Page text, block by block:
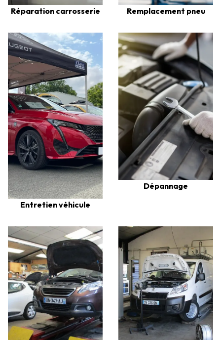
Réparation carrosserie Remplacement pneu
Entretien véhicule
Dépannage